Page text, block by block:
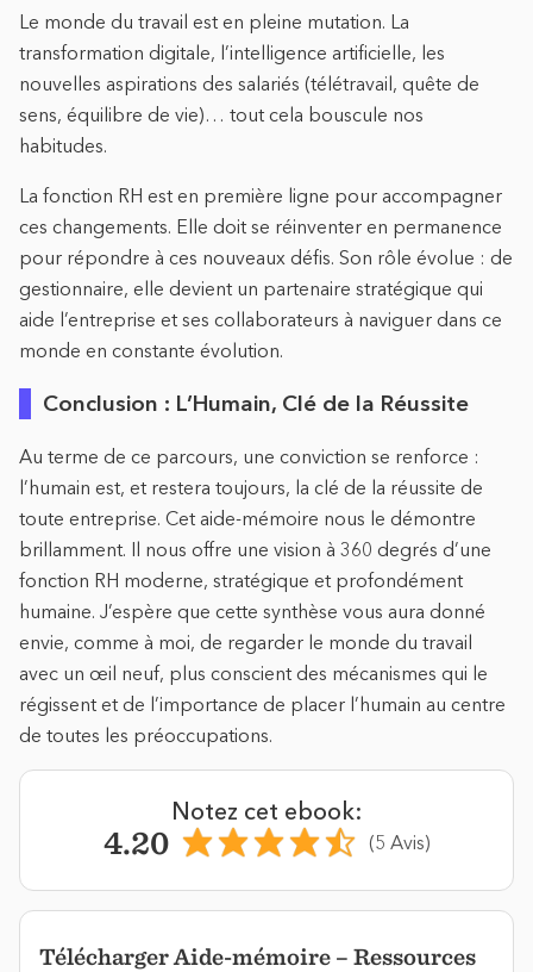
Le monde du travail est en pleine mutation. La
transformation digitale, l’intelligence artificielle, les
nouvelles aspirations des salariés (télétravail, quête de
sens, équilibre de vie)… tout cela bouscule nos
habitudes.
La fonction RH est en première ligne pour accompagner
ces changements. Elle doit se réinventer en permanence
pour répondre à ces nouveaux défis. Son rôle évolue : de
gestionnaire, elle devient un partenaire stratégique qui
aide l’entreprise et ses collaborateurs à naviguer dans ce
monde en constante évolution.
Conclusion : L’Humain, Clé de la Réussite
Au terme de ce parcours, une conviction se renforce :
l’humain est, et restera toujours, la clé de la réussite de
toute entreprise. Cet aide-mémoire nous le démontre
brillamment. Il nous offre une vision à 360 degrés d’une
fonction RH moderne, stratégique et profondément
humaine. J’espère que cette synthèse vous aura donné
envie, comme à moi, de regarder le monde du travail
avec un œil neuf, plus conscient des mécanismes qui le
régissent et de l’importance de placer l’humain au centre
de toutes les préoccupations.
Notez cet ebook:
4.20 (5 Avis)
Télécharger Aide-mémoire – Ressources